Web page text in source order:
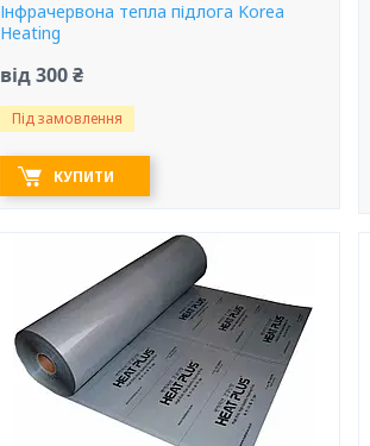
Інфрачервона тепла підлога Korea
Heating
від 300 ₴
Під замовлення
КУПИТИ